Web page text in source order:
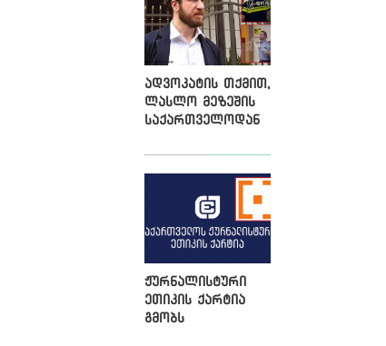
მოტივირებულ
ბრალდების
საქმეზე მეოთხე
საჩივარი
დაარეგისტრირა
ადვოკატის თქმით,
ლასლო მეზეშის
საქართველოდან
ჟურნალისტური
ეთიკის ქარტია
გმობს